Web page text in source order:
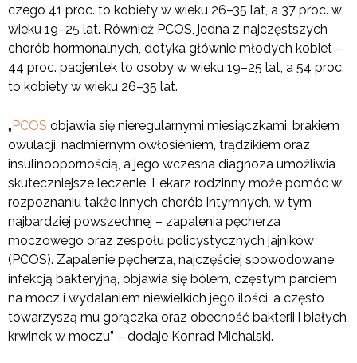
czego 41 proc. to kobiety w wieku 26–35 lat, a 37 proc. w
wieku 19–25 lat. Również PCOS, jedna z najczęstszych
chorób hormonalnych, dotyka głównie młodych kobiet –
44 proc. pacjentek to osoby w wieku 19–25 lat, a 54 proc.
to kobiety w wieku 26–35 lat.
„ PCOS objawia się nieregularnymi miesiączkami, brakiem
owulacji, nadmiernym owłosieniem, trądzikiem oraz
insulinoopornością, a jego wczesna diagnoza umożliwia
skuteczniejsze leczenie. Lekarz rodzinny może pomóc w
rozpoznaniu także innych chorób intymnych, w tym
najbardziej powszechnej – zapalenia pęcherza
moczowego oraz zespołu policystycznych jajników
(PCOS). Zapalenie pęcherza, najczęściej spowodowane
infekcją bakteryjną, objawia się bólem, częstym parciem
na mocz i wydalaniem niewielkich jego ilości, a często
towarzyszą mu gorączka oraz obecność bakterii i białych
krwinek w moczu” – dodaje Konrad Michalski.